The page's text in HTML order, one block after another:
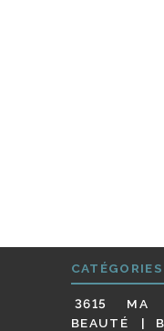
CATÉGORIES
3615 MA
BEAUTÉ